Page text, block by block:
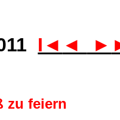
I◄ ◄ ►
zu feiern